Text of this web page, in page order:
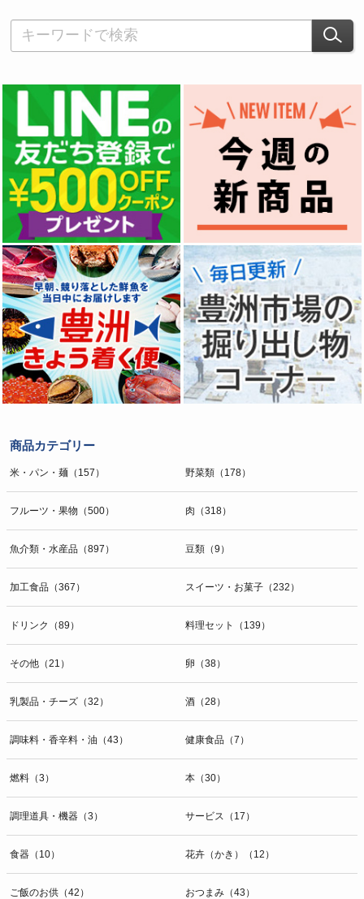
商品カテゴリー
米・パン・麺（157） 野菜類（178）
フルーツ・果物（500） 肉（318）
魚介類・水産品（897） 豆類（9）
加工食品（367） スイーツ・お菓子（232）
ドリンク（89） 料理セット（139）
その他（21） 卵（38）
乳製品・チーズ（32） 酒（28）
調味料・香辛料・油（43） 健康食品（7）
燃料（3） 本（30）
調理道具・機器（3） サービス（17）
食器（10） 花卉（かき）（12）
ご飯のお供（42） おつまみ（43）